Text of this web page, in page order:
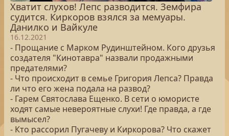
Хватит слухов! Лепс разводится. Земфира
судится. Киркоров взялся за мемуары.
Данилко и Вайкуле
16.12.2021
- Прощание с Марком Рудинштейном. Кого друзья
создателя "Кинотавра" назвали продажными
предателями?
- Что происходит в семье Григория Лепса? Правда
ли что его жена подала на развод?
- Гарем Святослава Ещенко. В сети о юмористе
ходят самые невероятные слухи! Где правда, а где
вымысел?
- Кто рассорил Пугачеву и Киркорова? Что скажет